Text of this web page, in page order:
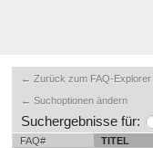
← Zurück zum FAQ-Explorer
← Suchoptionen ändern
Suchergebnisse für:
FAQ#
TITEL